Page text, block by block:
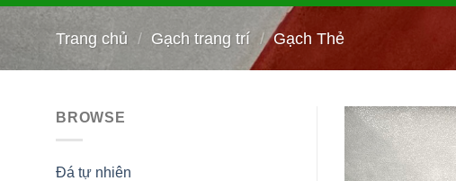
Trang chủ / Gạch trang trí / Gạch Thẻ
BROWSE
Đá tự nhiên